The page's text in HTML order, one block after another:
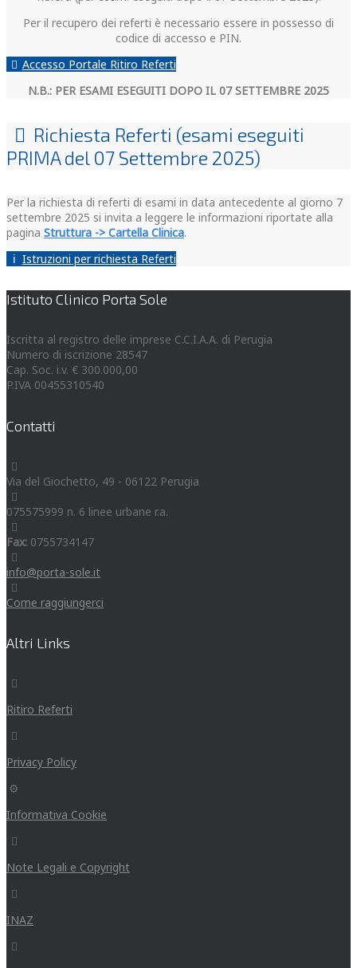
Per il recupero dei referti è necessario essere in possesso di
codice di accesso e PIN.
Accesso Portale Ritiro Referti
N.B.: PER ESAMI ESEGUITI DOPO IL 07 SETTEMBRE 2025
Richiesta Referti (esami eseguiti
PRIMA del 07 Settembre 2025)
Per la richiesta di referti di esami in data antecedente al giorno 7
settembre 2025 si invita a leggere le informazioni riportate alla
pagina Struttura -> Cartella Clinica.
Istruzioni per richiesta Referti
Istituto Clinico Porta Sole
Iscritta al registro delle imprese C.C.I.A.A. di Perugia
Numero di iscrizione 28547
Cap. Soc. i.v. € 300.000,00
P.IVA 00455310540
Contatti
Via del Giochetto, 49 - 06122 Perugia
075575999 n. 6 linee urbane r.a.
Fax: 0755734147
info@porta-sole.it
Come raggiungerci
Altri Links
Ritiro Referti
Privacy Policy
Informativa Cookie
Note Legali e Copyright
INAZ